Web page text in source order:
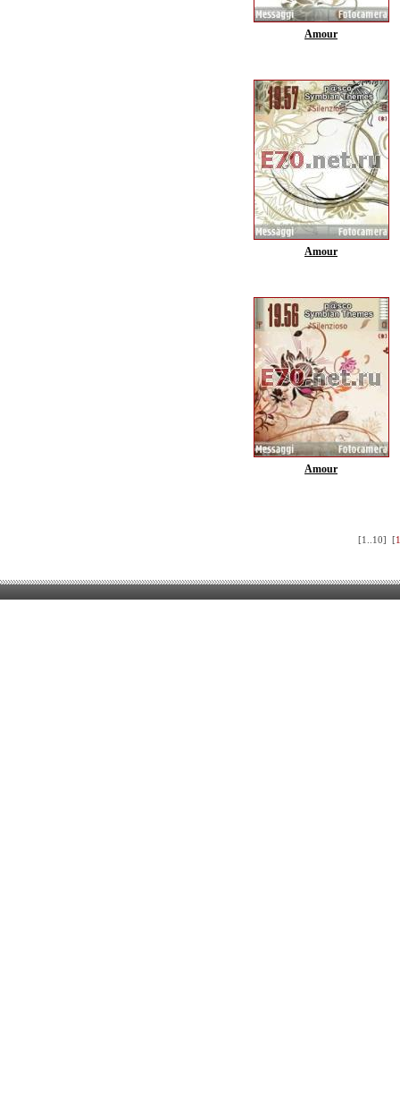
Amour
Amour
Amour
[1..10] [